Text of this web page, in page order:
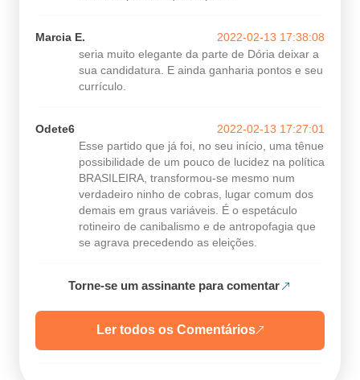
Marcia E.
2022-02-13 17:38:08
seria muito elegante da parte de Dória deixar a
sua candidatura. E ainda ganharia pontos e seu
currículo.
Odete6
2022-02-13 17:27:01
Esse partido que já foi, no seu início, uma tênue
possibilidade de um pouco de lucidez na política
BRASILEIRA, transformou-se mesmo num
verdadeiro ninho de cobras, lugar comum dos
demais em graus variáveis. É o espetáculo
rotineiro de canibalismo e de antropofagia que
se agrava precedendo as eleições.
Torne-se um assinante para comentar
Ler todos os Comentários